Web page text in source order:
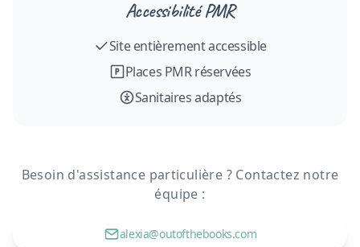
Accessibilité PMR
Site entièrement accessible
Places PMR réservées
Sanitaires adaptés
Besoin d'assistance particulière ? Contactez notre
équipe :
alexia@outofthebooks.com